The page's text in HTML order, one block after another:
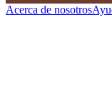
Acerca de nosotros